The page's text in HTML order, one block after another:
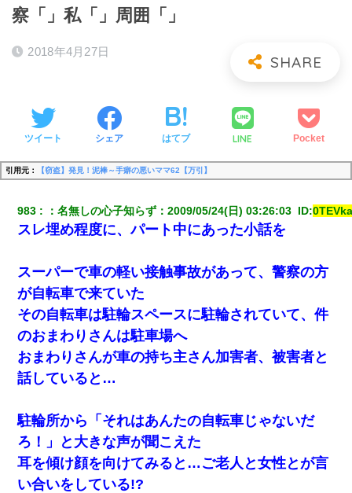
察「」私「」周囲「」
2018年4月27日
ツイート シェア はてブ LINE Pocket
引用元： 【窃盗】発見！泥棒～手癖の悪いママ62【万引】
983 ：名無しの心子知らず ：2009/05/24(日) 03:26:03 ID:
スレ埋め程度に、パート中にあった小話を
スーパーで車の軽い接触事故があって、警察の方
が自転車で来ていた
その自転車は駐輪スペースに駐輪されていて、件
のおまわりさんは駐車場へ
おまわりさんが車の持ち主さん加害者、被害者と
話していると…
駐輪所から「それはあんたの自転車じゃないだ
ろ！」と大きな声が聞こえた
耳を傾け顔を向けてみると…ご老人と女性とが言
い合いをしている!?